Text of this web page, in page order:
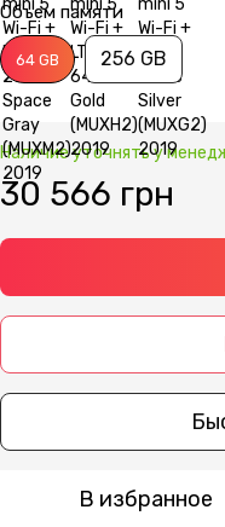
Объем памяти
64 GB 256 GB
Наличие уточнять у
30 566 грн
В избранное